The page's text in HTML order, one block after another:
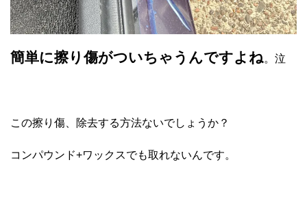
簡単に擦り傷がついちゃうんですよね 。泣
この擦り傷、除去する方法ないでしょうか？
コンパウンド+ワックスでも取れないんです。